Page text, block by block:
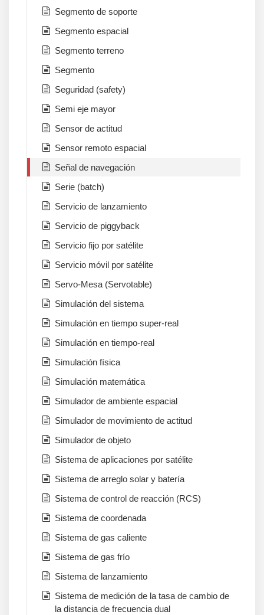
Segmento de soporte
Segmento espacial
Segmento terreno
Segmento
Seguridad (safety)
Semi eje mayor
Sensor de actitud
Sensor remoto espacial
Señal de navegación
Serie (batch)
Servicio de lanzamiento
Servicio de piggyback
Servicio fijo por satélite
Servicio móvil por satélite
Servo-Mesa (Servotable)
Simulación del sistema
Simulación en tiempo super-real
Simulación en tiempo-real
Simulación física
Simulación matemática
Simulador de ambiente espacial
Simulador de movimiento de actitud
Simulador de objeto
Sistema de aplicaciones por satélite
Sistema de arreglo solar y batería
Sistema de control de reacción (RCS)
Sistema de coordenada
Sistema de gas caliente
Sistema de gas frío
Sistema de lanzamiento
Sistema de medición de la tasa de cambio de
la distancia de frecuencia dual